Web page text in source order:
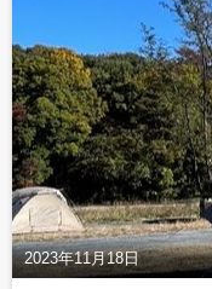
2023年11月18日